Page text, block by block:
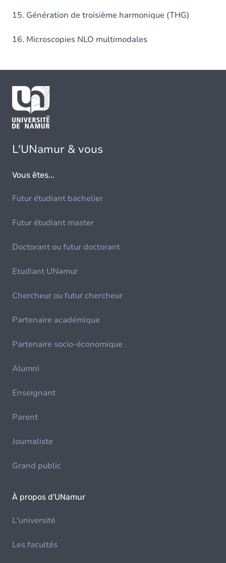
15. Génération de troisième harmonique (THG)
16. Microscopies NLO multimodales
L'UNamur & vous
Vous êtes...
Futur étudiant bachelier
Futur étudiant master
Doctorant ou futur doctorant
Etudiant UNamur
Chercheur ou futur chercheur
Partenaire académique
Partenaire socio-économique
Alumni
Enseignant
Parent
Journaliste
Grand public
À propos d'UNamur
L'université
Les facultés